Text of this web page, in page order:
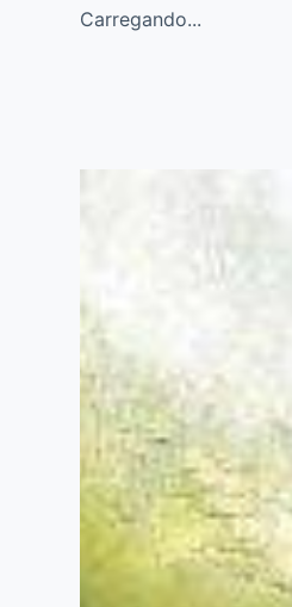
Carregando...